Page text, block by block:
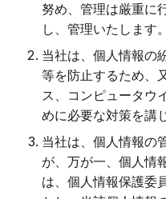
努め、管理は厳重に
し、管理いたします。
当社は、個人情報の
等を防止するため、
ス、コンピュータウ
めに必要な対策を講
当社は、個人情報の
が、万が一、個人情
は、個人情報保護委